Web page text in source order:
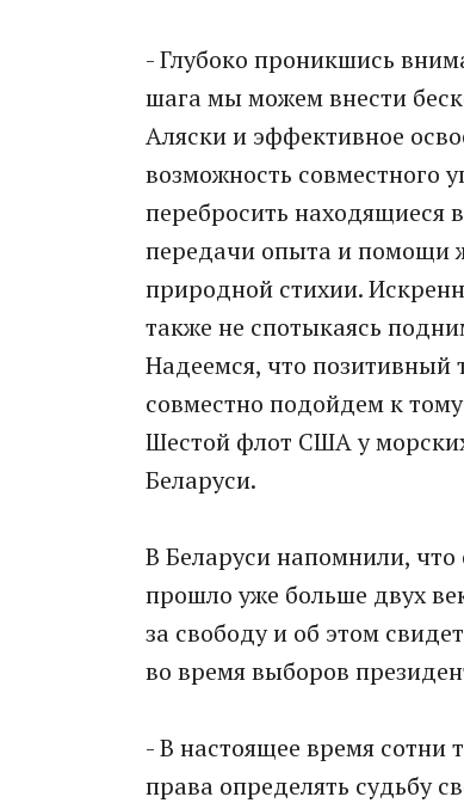
- Глубоко проникшись
шага мы можем внести
Аляски и эффективное
возможность совместного
перебросить находящиеся
передачи опыта и помощи
природной стихии.
также не спотыкаясь
Надеемся, что позитивный
совместно подойдем к
Шестой флот США у
Беларуси.
В Беларуси напомнили,
прошло уже больше двух
за свободу и об этом
во время выборов
- В настоящее время сотни
права определять судьбу